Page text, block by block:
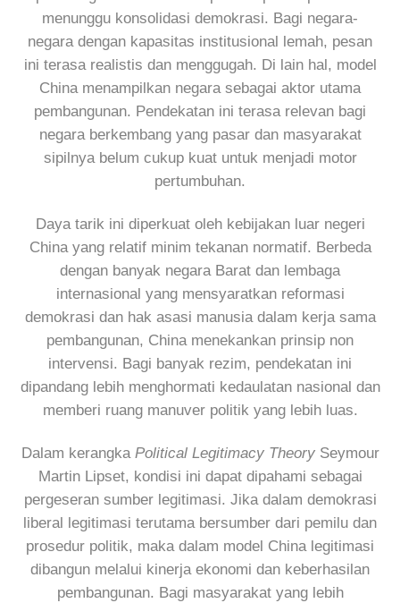
menunggu konsolidasi demokrasi. Bagi negara-
negara dengan kapasitas institusional lemah, pesan
ini terasa realistis dan menggugah. Di lain hal, model
China menampilkan negara sebagai aktor utama
pembangunan. Pendekatan ini terasa relevan bagi
negara berkembang yang pasar dan masyarakat
sipilnya belum cukup kuat untuk menjadi motor
pertumbuhan.
Daya tarik ini diperkuat oleh kebijakan luar negeri
China yang relatif minim tekanan normatif. Berbeda
dengan banyak negara Barat dan lembaga
internasional yang mensyaratkan reformasi
demokrasi dan hak asasi manusia dalam kerja sama
pembangunan, China menekankan prinsip non
intervensi. Bagi banyak rezim, pendekatan ini
dipandang lebih menghormati kedaulatan nasional dan
memberi ruang manuver politik yang lebih luas.
Dalam kerangka Political Legitimacy TheorySeymour
Martin Lipset, kondisi ini dapat dipahami sebagai
pergeseran sumber legitimasi. Jika dalam demokrasi
liberal legitimasi terutama bersumber dari pemilu dan
prosedur politik, maka dalam model China legitimasi
dibangun melalui kinerja ekonomi dan keberhasilan
pembangunan. Bagi masyarakat yang lebih